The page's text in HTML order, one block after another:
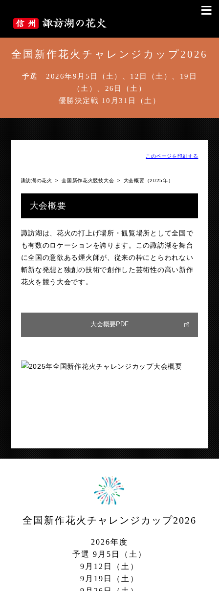
≡
全国新作花火チャレンジカップ2026
予選 2026年9月5日（土）、12日（土）、19日
（土）、26日（土）
優勝決定戦 10月31日（土）
このページを印刷する
諏訪湖の花火 >全国新作花火競技大会 > 大会概要（2025年）
大会概要
諏訪湖は、花火の打上げ場所・観覧場所として全国で
も有数のロケーションを誇ります。この諏訪湖を舞台
に全国の意欲ある煙火師が、従来の枠にとらわれない
斬新な発想と独創の技術で創作した芸術性の高い新作
花火を競う大会です。
大会概要PDF
全国新作花火チャレンジカップ2026
2026年度
予選 9月5日（土）
9月12日（土）
9月19日（土）